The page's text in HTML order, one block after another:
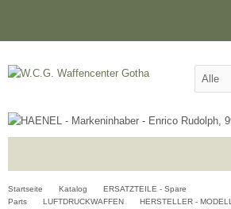
Startseite Katalog
ERSATZTEILE - Spare
Parts
LUFTDRUCKWAFFEN HERSTELLER - MODELL